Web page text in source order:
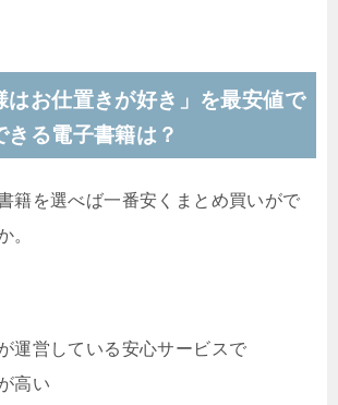
はお仕置きが好き」を最安値で
きる電子書籍は？
籍を選べば一番安くまとめ買いがで
。
運営している安心サービスで
高い